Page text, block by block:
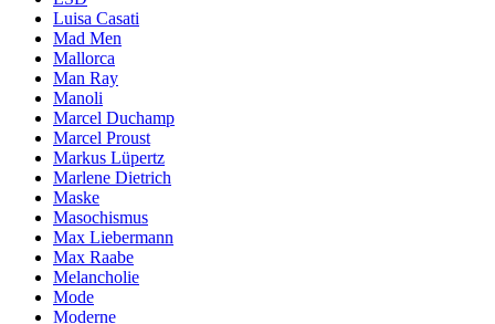
Luisa Casati
Mad Men
Mallorca
Man Ray
Manoli
Marcel Duchamp
Marcel Proust
Markus Lüpertz
Marlene Dietrich
Maske
Masochismus
Max Liebermann
Max Raabe
Melancholie
Mode
Moderne